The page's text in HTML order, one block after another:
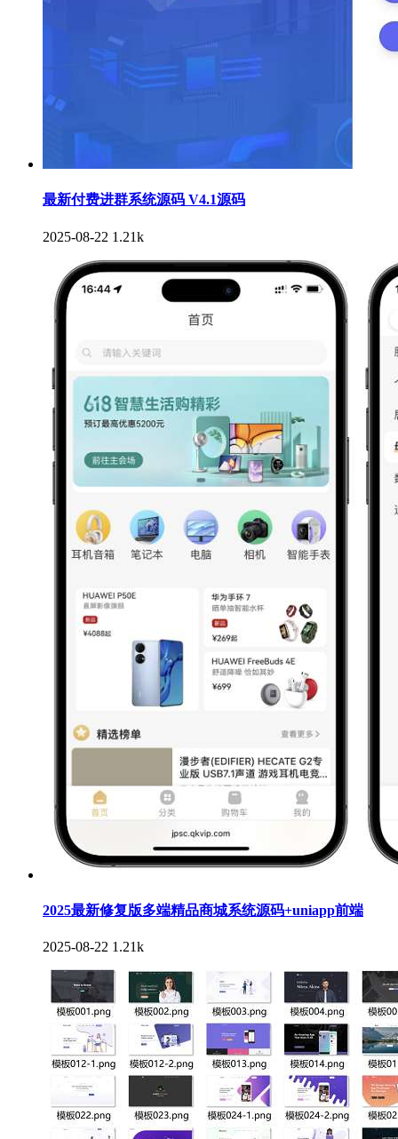
最新付费进群系统源码 V4.1源码
2025-08-22 1.21k
2025最新修复版多端精品商城系统源码+uniapp前端
2025-08-22 1.21k